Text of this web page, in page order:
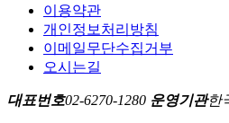
이용약관
개인정보처리방침
이메일무단수집거부
오시는길
대표번호02-6270-1280 운영기관한